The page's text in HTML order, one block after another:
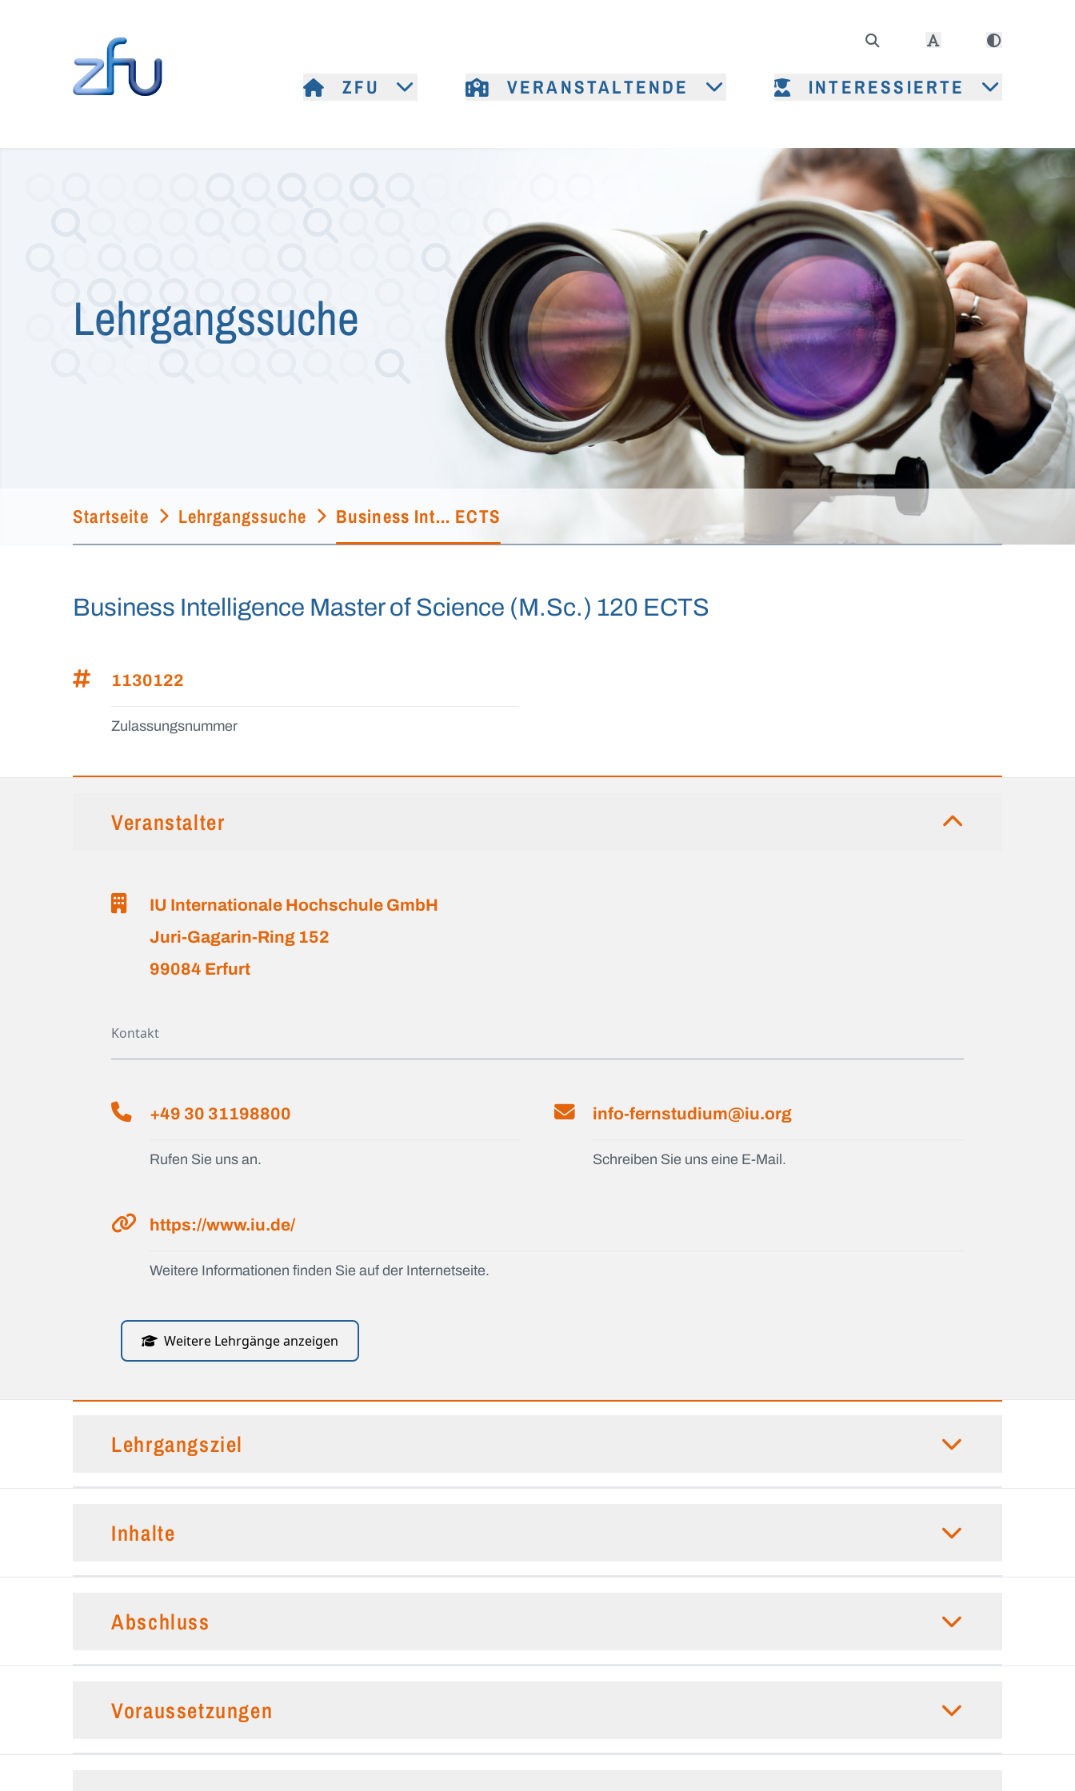
ZFU VERANSTALTENDE INTERESSIERTE
Lehrgangssuche
Startseite Lehrgangssuche Business Int... ECTS
Business Intelligence Master of Science (M.Sc.) 120 ECTS
1130122
Zulassungsnummer
Veranstalter
IU Internationale Hochschule GmbH
Juri-Gagarin-Ring 152
99084 Erfurt
Kontakt
+49 30 31198800
Rufen Sie uns an.
info-fernstudium@iu.org
Schreiben Sie uns eine E-Mail.
https://www.iu.de/
Weitere Informationen finden Sie auf der Internetseite.
Weitere Lehrgänge anzeigen
Lehrgangsziel
Inhalte
Abschluss
Voraussetzungen